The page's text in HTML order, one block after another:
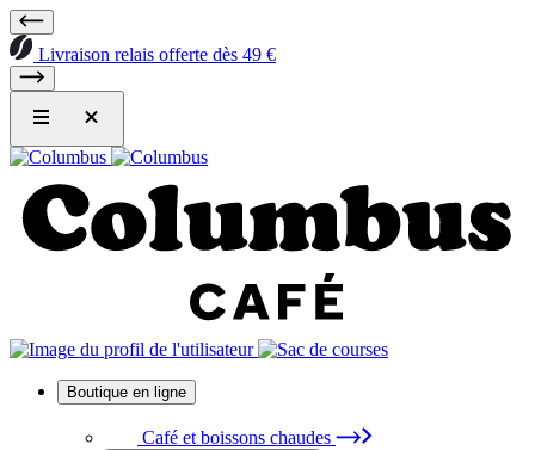
Livraison relais offerte dès 49 €
Boutique en ligne
Café et boissons chaudes